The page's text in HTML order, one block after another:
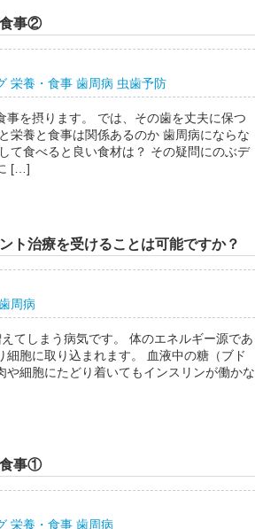
食事②
栄養・食事 歯周病 虫歯予防
事を摂ります。 では、その歯を丈夫に保つ
栄養と食事は関係あるのか 歯周病にならな
て食べると良い食材は？ その疑問にのぶデ
[…]
ト治療を受けることは可能ですか？
周病
てしまう病気です。 体のエネルギー源であ
細胞に取り込まれます。 血液中の糖（ブド
や細胞にたどり着いてもインスリンが働かな
食事①
栄養・食事 歯周病